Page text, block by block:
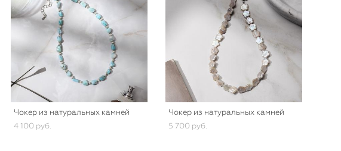
Чокер из натуральных камней
4 100 pуб.
Чокер из натуральных камней
5 700 pуб.